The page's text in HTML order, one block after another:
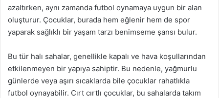
azaltırken, aynı zamanda futbol oynamaya uygun bir alan
oluşturur. Çocuklar, burada hem eğlenir hem de spor
yaparak sağlıklı bir yaşam tarzı benimseme şansı bulur.
Bu tür halı sahalar, genellikle kapalı ve hava koşullarından
etkilenmeyen bir yapıya sahiptir. Bu nedenle, yağmurlu
günlerde veya aşırı sıcaklarda bile çocuklar rahatlıkla
futbol oynayabilir. Cırt cırtlı çocuklar, bu sahalarda takım